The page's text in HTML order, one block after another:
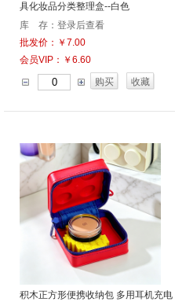
具化妆品分类整理盒--白色
库 存：登录后查看
批发价：￥7.00
会员VIP：￥6.60
购买
收藏
积木正方形便携收纳包 多用耳机充电